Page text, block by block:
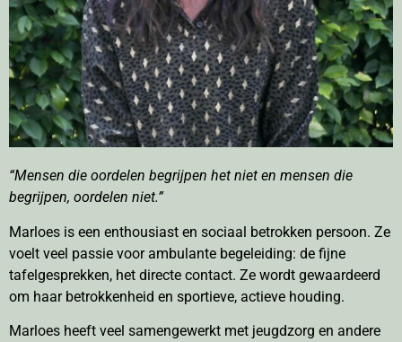
“Mensen die oordelen begrijpen het niet en mensen die
begrijpen, oordelen niet.”
Marloes is een enthousiast en sociaal betrokken persoon. Ze
voelt veel passie voor ambulante begeleiding: de fijne
tafelgesprekken, het directe contact. Ze wordt gewaardeerd
om haar betrokkenheid en sportieve, actieve houding.
Marloes heeft veel samengewerkt met jeugdzorg en andere